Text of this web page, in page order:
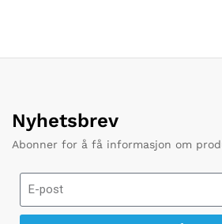
Nyhetsbrev
Abonner for å få informasjon om